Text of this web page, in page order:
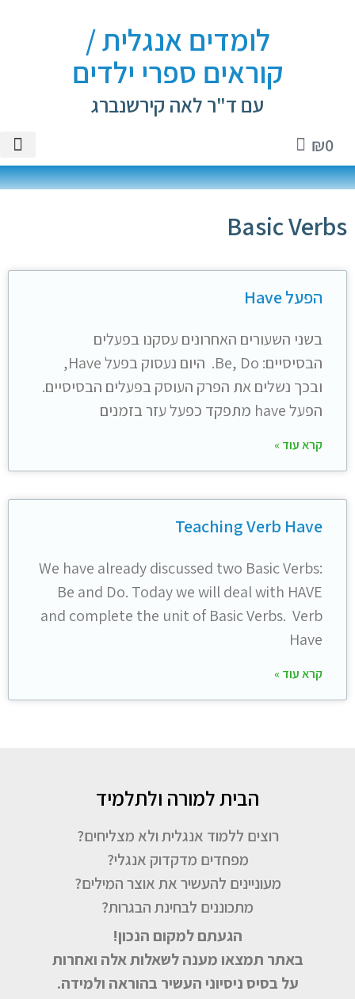
לומדים אנגלית /
קוראים ספרי ילדים
עם ד"ר לאה קירשנברג
₪0
Basic Verbs
הפעל Have
בשני השעורים האחרונים עסקנו בפעלים
הבסיסיים: Be, Do. היום נעסוק בפעל Have,
ובכך נשלים את הפרק העוסק בפעלים הבסיסיים.
הפעל have מתפקד כפעל עזר בזמנים
קרא עוד »
Teaching Verb Have
We have already discussed two Basic Verbs:
Be and Do. Today we will deal with HAVE
and complete the unit of Basic Verbs. Verb
Have
קרא עוד »
הבית למורה ולתלמיד
רוצים ללמוד אנגלית ולא מצליחים?
מפחדים מדקדוק אנגלי?
מעוניינים להעשיר את אוצר המילים?
מתכוננים לבחינת הבגרות?
הגעתם למקום הנכון!
באתר תמצאו מענה לשאלות אלה ואחרות
על בסיס ניסיוני העשיר בהוראה ולמידה.